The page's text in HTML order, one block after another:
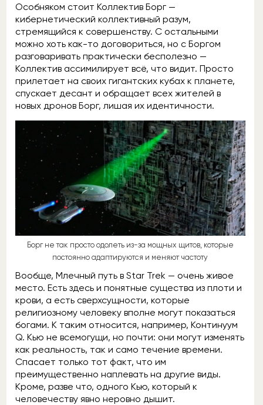
Особняком стоит Коллектив Борг —
кибернетический коллективный разум,
стремящийся к совершенству. С остальными
можно хоть как-то договориться, но с Боргом
разговаривать практически бесполезно —
Коллектив ассимилирует всё, что видит. Просто
прилетает на своих гигантских кубах к планете,
спускает десант и обращает всех жителей в
новых дронов Борг, лишая их идентичности.
Борг не так просто одолеть из-за мощных щитов, которые
постоянно адаптируются и меняют частоту
Вообще, Млечный путь в Star Trek — очень живое
место. Есть здесь и понятные существа из плоти и
крови, а есть сверхсущности, которые
религиозному человеку вполне могут показаться
богами. К таким относится, например, Континуум
Q. Кью не всемогущи, но почти: они могут изменять
как реальность, так и само течение времени.
Спасает только тот факт, что им
преимущественно наплевать на другие виды.
Кроме, разве что, одного Кью, который к
человечеству явно неровно дышит.